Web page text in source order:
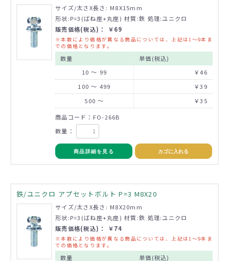
サイズ/太さX長さ: M8X15mm
形状:P=3(ばね座+丸座) 材質:鉄 処理:ユニクロ
販売価格(税込)： ￥69
※本数により価格が異なる商品については、上記は1～9本ま
での価格となります。
数量
単価(税込)
10 ～ 99
￥46
100 ～ 499
￥39
500 ～
￥35
商品コード：FO-266B
数量：
商品詳細を見る カゴに入れる
鉄/ユニクロ アプセットボルト P=3 M8X20
サイズ/太さX長さ: M8X20mm
形状:P=3(ばね座+丸座) 材質:鉄 処理:ユニクロ
販売価格(税込)： ￥74
※本数により価格が異なる商品については、上記は1～9本ま
での価格となります。
数量
単価(税込)